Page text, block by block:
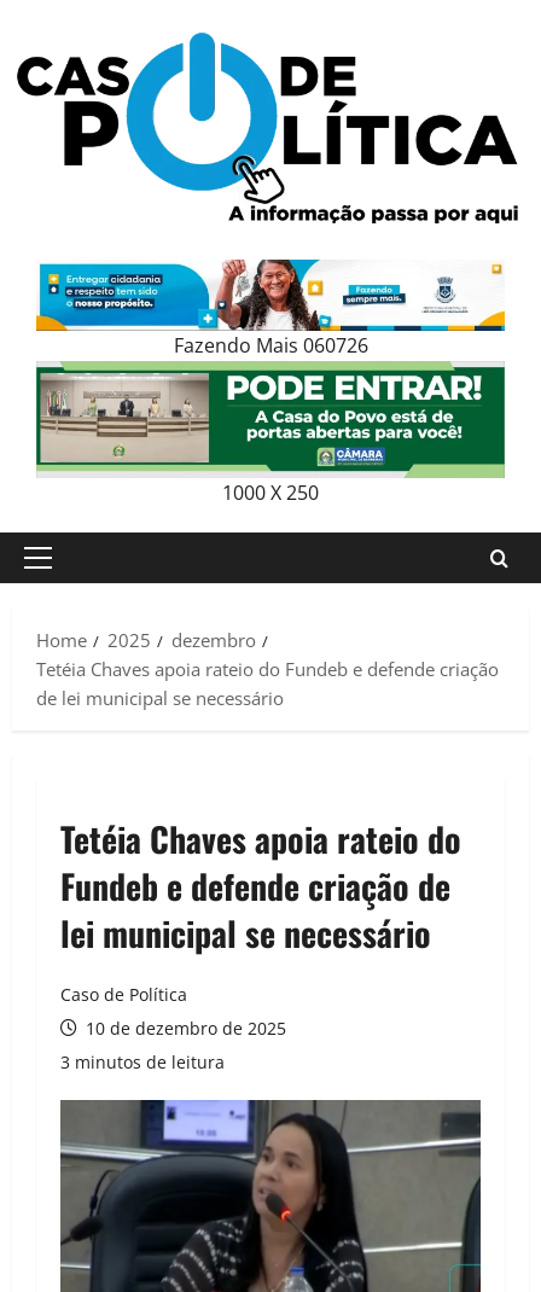
content
Fazendo Mais 060726
1000 X 250
Primary
Home
2025
dezembro
Tetéia Chaves apoia rateio do Fundeb e defende criação
de lei municipal se necessário
Tetéia Chaves apoia rateio do
Fundeb e defende criação de
lei municipal se necessário
Caso de Política
10 de dezembro de 2025
3 minutos de leitura